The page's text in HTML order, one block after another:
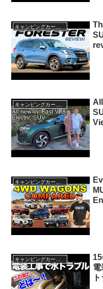
キャンピングカー・SUV人気車種
電